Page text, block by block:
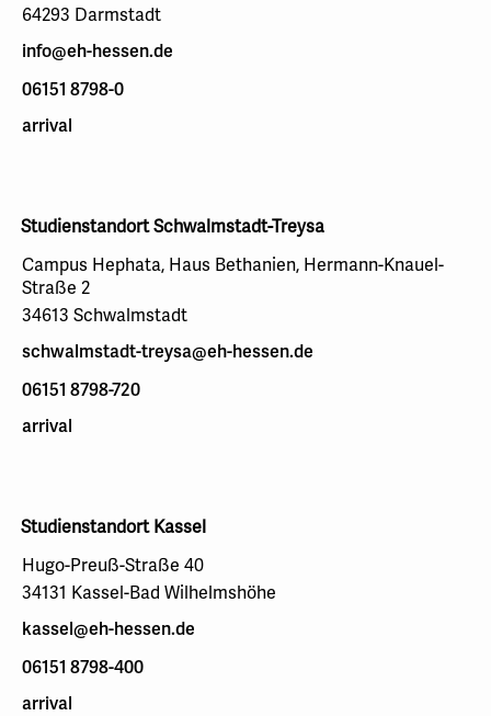
64293 Darmstadt
info@eh-hessen.de
06151 8798-0
arrival
Studienstandort Schwalmstadt-Treysa
Campus Hephata, Haus Bethanien, Hermann-Knauel-
Straße 2
34613 Schwalmstadt
schwalmstadt-treysa@eh-hessen.de
06151 8798-720
arrival
Studienstandort Kassel
Hugo-Preuß-Straße 40
34131 Kassel-Bad Wilhelmshöhe
kassel@eh-hessen.de
06151 8798-400
arrival